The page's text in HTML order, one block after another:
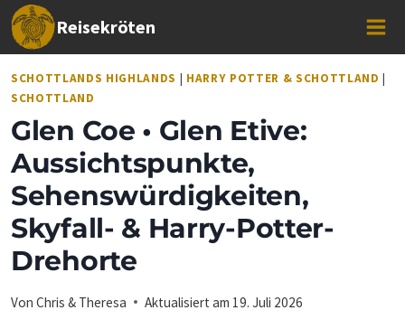
Zum
Inhalt
springen
Reisekröten
SCHOTTLANDS HIGHLANDS | HARRY POTTER & SCHOTTLAND |
SCHOTTLAND
Glen Coe • Glen Etive:
Aussichtspunkte,
Sehenswürdigkeiten,
Skyfall- & Harry-Potter-
Drehorte
Von Chris & Theresa Aktualisiert am 19. Juli 2026